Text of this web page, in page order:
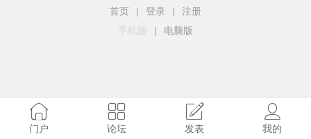
首页 | 登录 |
注册
手机版
| 电脑版
门户 论坛 发表 我的